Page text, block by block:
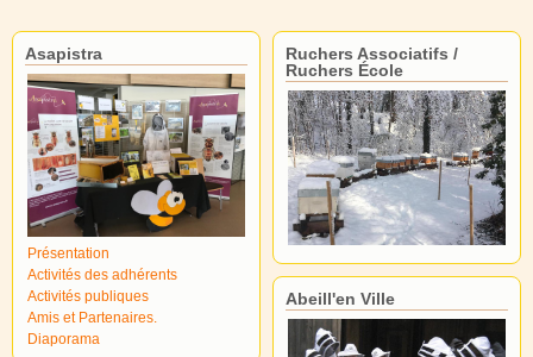
Asapistra
Présentation
Activités des adhérents
Activités publiques
Amis et Partenaires.
Diaporama
Ruchers Associatifs /
Ruchers École
Abeill'en Ville